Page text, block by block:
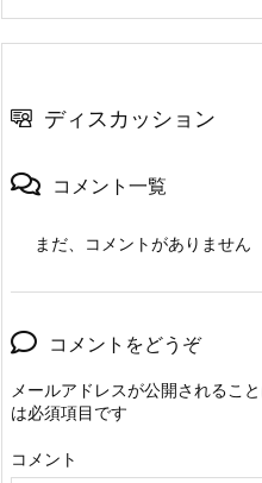
ディスカッション
コメント一覧
まだ、コメントがありません
コメントをどうぞ
メールアドレスが公開されること
は必須項目です
コメント